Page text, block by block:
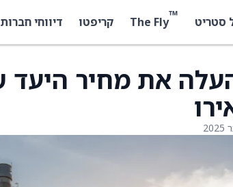
סטריט ™
The Fly קריפטו דיווחי חברות